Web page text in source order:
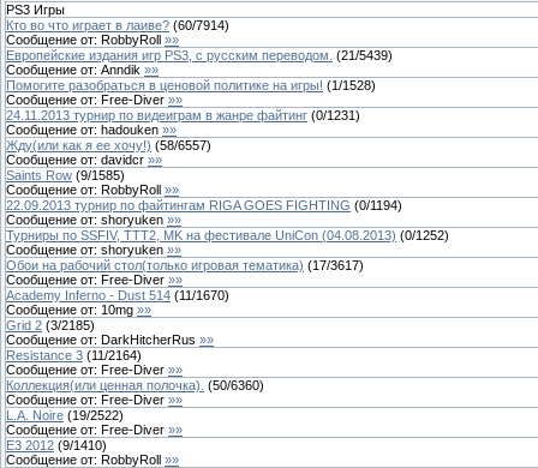
PS3 Игры
Кто во что играет в лаиве? (60/7914)
Сообщение от: RobbyRoll »»
Европейские издания игр PS3, с русским переводом. (21/5439)
Сообщение от: Anndik »»
Помогите разобраться в ценовой политике на игры! (1/1528)
Сообщение от: Free-Diver »»
24.11.2013 турнир по видеиграм в жанре файтинг (0/1231)
Сообщение от: hadouken »»
Жду(или как я ее хочу!) (58/6557)
Сообщение от: davidcr »»
Saints Row (9/1585)
Сообщение от: RobbyRoll »»
22.09.2013 турнир по файтингам RIGA GOES FIGHTING (0/1194)
Сообщение от: shoryuken »»
Турниры по SSFIV, TTT2, MK на фестивале UniCon (04.08.2013) (0/1252)
Сообщение от: shoryuken »»
Обои на рабочий стол(только игровая тематика) (17/3617)
Сообщение от: Free-Diver »»
Academy Inferno - Dust 514 (11/1670)
Сообщение от: 10mg »»
Grid 2 (3/2185)
Сообщение от: DarkHitcherRus »»
Resistance 3 (11/2164)
Сообщение от: Free-Diver »»
Коллекция(или ценная полочка). (50/6360)
Сообщение от: Free-Diver »»
L.A. Noire (19/2522)
Сообщение от: Free-Diver »»
E3 2012 (9/1410)
Сообщение от: RobbyRoll »»